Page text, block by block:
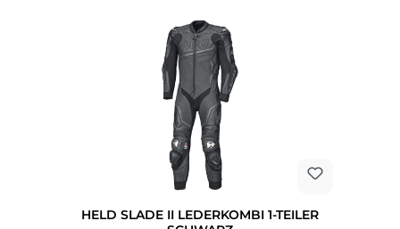
HELD SLADE II LEDERKOMBI 1-TEILER